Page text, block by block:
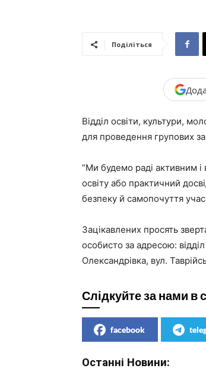
Поділіться
Відділ освіти, культури,
для проведення групових
“Ми будемо раді активним і
освіту або практичний
безпеку й самопочуття
Зацікавлених просять
особисто за адресою:
Олександрівка, вул.
Слідкуйте за нами в
facebook
Останні Новини: